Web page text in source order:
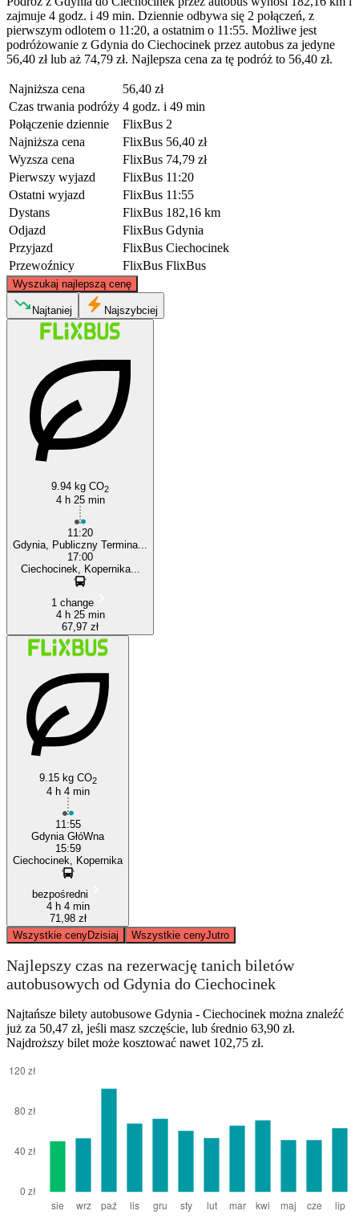
zajmuje 4 godz. i 49 min. Dziennie odbywa się 2 połączeń, z
pierwszym odlotem o 11:20, a ostatnim o 11:55. Możliwe jest
podróżowanie z Gdynia do Ciechocinek przez autobus za jedyne
56,40 zł lub aż 74,79 zł. Najlepsza cena za tę podróż to 56,40 zł.
Najniższa cena
56,40 zł
Czas trwania podróży 4 godz. i 49 min
Połączenie dziennie
FlixBus 2
Najniższa cena
FlixBus 56,40 zł
Wyzsza cena
FlixBus 74,79 zł
Pierwszy wyjazd
FlixBus 11:20
Ostatni wyjazd
FlixBus 11:55
Dystans
FlixBus 182,16 km
Odjazd
FlixBus Gdynia
Przyjazd
FlixBus Ciechocinek
Przewoźnicy
FlixBus FlixBus
Wyszukaj najlepszą cenę
Gdynia
©CARTO
Najtaniej Najszybciej
9.94 kg CO2
4 h 25 min
11:20
Gdynia, Publiczny Termina...
17:00
Ciechocinek, Kopernika...
1 change
4 h 25 min
67,97 zł
9.15 kg CO2
4 h 4 min
11:55
Gdynia GłóWna
15:59
Ciechocinek, Kopernika
bezpośredni
4 h 4 min
71,98 zł
Wszystkie cenyDzisiaj Wszystkie cenyJutro
Najlepszy czas na rezerwację tanich biletów
autobusowych od Gdynia do Ciechocinek
Najtańsze bilety autobusowe Gdynia - Ciechocinek można znaleźć
już za 50,47 zł, jeśli masz szczęście, lub średnio 63,90 zł.
Najdroższy bilet może kosztować nawet 102,75 zł.